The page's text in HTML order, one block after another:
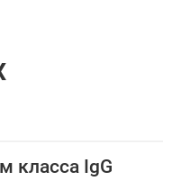
класса IgG